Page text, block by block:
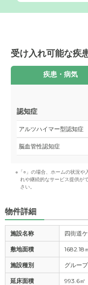
受け入れ可能な疾
疾患・病気
認知症
アルツハイマー型認知症
脳血管性認知症
※「○」の場合、ホームの状況や
れや継続的なサービス提供が
さい。
物件詳細
施設名称 四街道
敷地面積 1682.18
施設種別 グルー
延床面積 993.6㎡